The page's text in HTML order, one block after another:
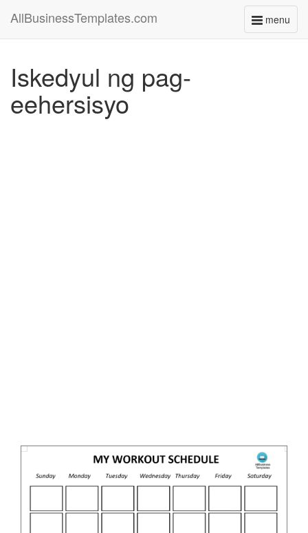
menu
Toggle
AllBusinessTemplates.com
Iskedyul ng pag-
eehersisyo